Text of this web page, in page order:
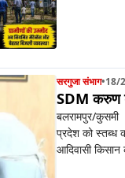
सरगुजा संभाग•18/
SDM करुण
बलरामपुर/कुसमी
प्रदेश को स्तब्ध
आदिवासी